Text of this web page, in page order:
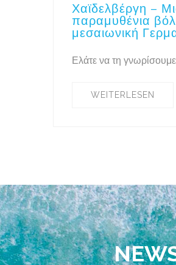
Χαϊδελβέργη –
παραμυθένια
μεσαιωνική
Ελάτε να τη
WEITERLESEN